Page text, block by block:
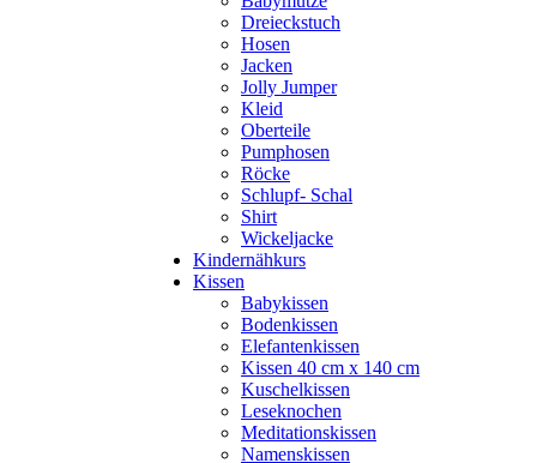
Dreieckstuch
Hosen
Jacken
Jolly Jumper
Kleid
Oberteile
Pumphosen
Röcke
Schlupf- Schal
Shirt
Wickeljacke
Kindernähkurs
Kissen
Babykissen
Bodenkissen
Elefantenkissen
Kissen 40 cm x 140 cm
Kuschelkissen
Leseknochen
Meditationskissen
Namenskissen